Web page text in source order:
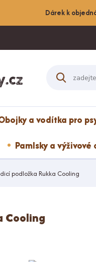
Dárek k
a vodítka pro
Pamlsky a
podložka Rukka Cooling
Cooling